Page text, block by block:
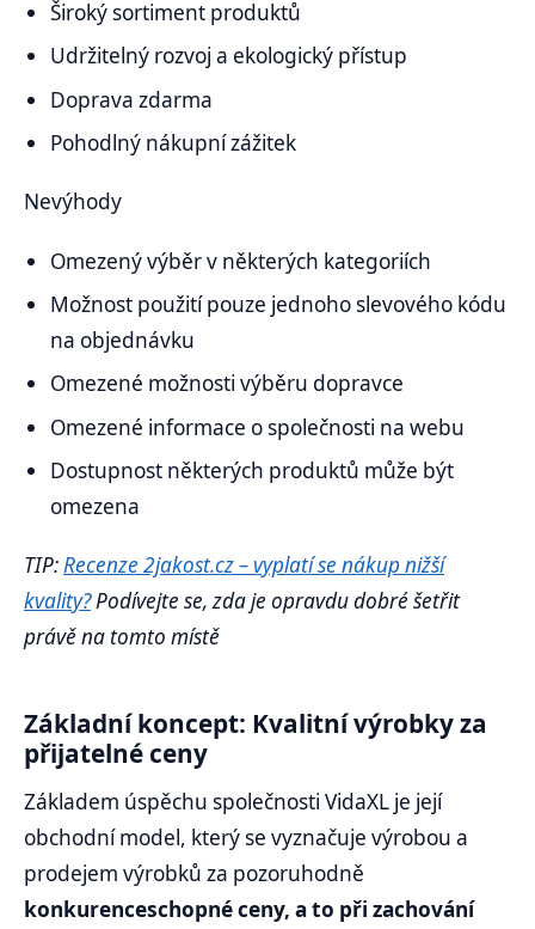
Široký sortiment produktů
Udržitelný rozvoj a ekologický přístup
Doprava zdarma
Pohodlný nákupní zážitek
Nevýhody
Omezený výběr v některých kategoriích
Možnost použití pouze jednoho slevového kódu
na objednávku
Omezené možnosti výběru dopravce
Omezené informace o společnosti na webu
Dostupnost některých produktů může být
omezena
TIP:Recenze 2jakost.cz – vyplatí se nákup nižší
kvality?Podívejte se, zda je opravdu dobré šetřit
právě na tomto místě
Základní koncept: Kvalitní výrobky za
přijatelné ceny
Základem úspěchu společnosti VidaXL je její
obchodní model, který se vyznačuje výrobou a
prodejem výrobků za pozoruhodně
konkurenceschopné ceny, a to při zachování